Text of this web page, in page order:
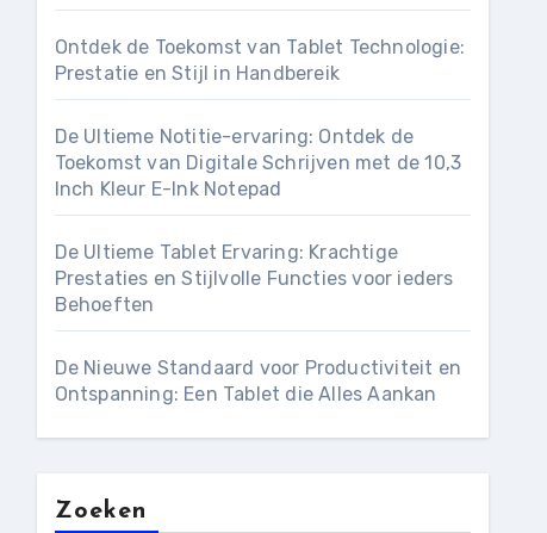
Ontdek de Toekomst van Tablet Technologie:
Prestatie en Stijl in Handbereik
De Ultieme Notitie-ervaring: Ontdek de
Toekomst van Digitale Schrijven met de 10,3
Inch Kleur E-Ink Notepad
De Ultieme Tablet Ervaring: Krachtige
Prestaties en Stijlvolle Functies voor ieders
Behoeften
De Nieuwe Standaard voor Productiviteit en
Ontspanning: Een Tablet die Alles Aankan
Zoeken